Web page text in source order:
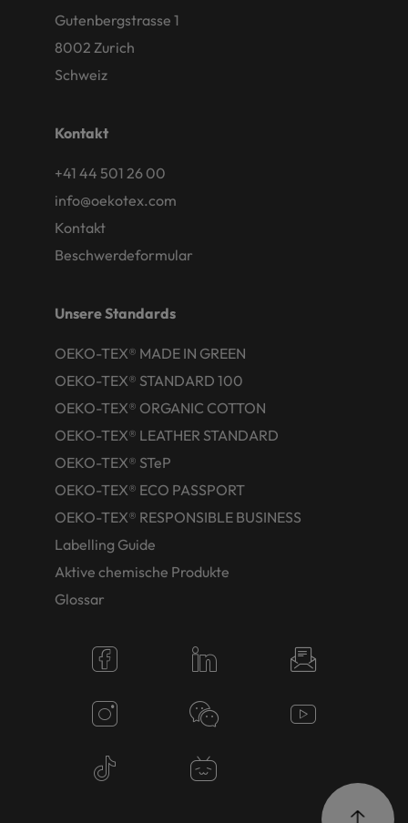
Gutenbergstrasse 1
8002 Zurich
Schweiz
Kontakt
+41 44 501 26 00
info@oekotex.com
Kontakt
Beschwerdeformular
Unsere Standards
OEKO-TEX® MADE IN GREEN
OEKO-TEX® STANDARD 100
OEKO-TEX® ORGANIC COTTON
OEKO-TEX® LEATHER STANDARD
OEKO-TEX® STeP
OEKO-TEX® ECO PASSPORT
OEKO-TEX® RESPONSIBLE BUSINESS
Labelling Guide
Aktive chemische Produkte
Glossar